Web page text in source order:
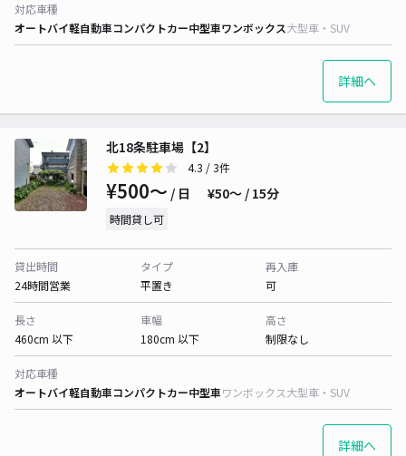
対応車種
オートバイ軽自動車コンパクトカー中型車ワンボックス大型車・SUV
詳細へ
北18条駐車場【2】
4.3 / 3件
¥500〜 / 日 ¥50〜 / 15分
時間貸し可
貸出時間
24時間営業
タイプ
平置き
再入庫
可
長さ
460cm 以下
車幅
180cm 以下
高さ
制限なし
対応車種
オートバイ軽自動車コンパクトカー中型車ワンボックス大型車・SUV
詳細へ